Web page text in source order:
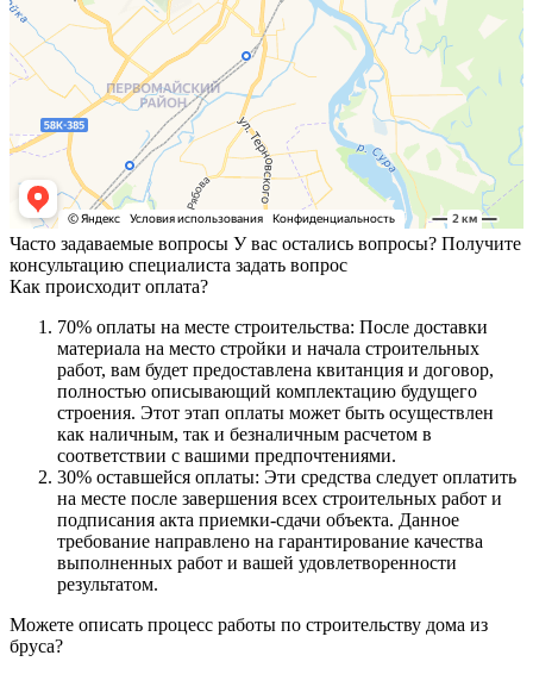
Часто задаваемые вопросы У вас остались вопросы? Получите
консультацию специалиста задать вопрос
Как происходит оплата?
70% оплаты на месте строительства: После доставки
материала на место стройки и начала строительных
работ, вам будет предоставлена квитанция и договор,
полностью описывающий комплектацию будущего
строения. Этот этап оплаты может быть осуществлен
как наличным, так и безналичным расчетом в
соответствии с вашими предпочтениями.
30% оставшейся оплаты: Эти средства следует оплатить
на месте после завершения всех строительных работ и
подписания акта приемки-сдачи объекта. Данное
требование направлено на гарантирование качества
выполненных работ и вашей удовлетворенности
результатом.
Можете описать процесс работы по строительству дома из
бруса?